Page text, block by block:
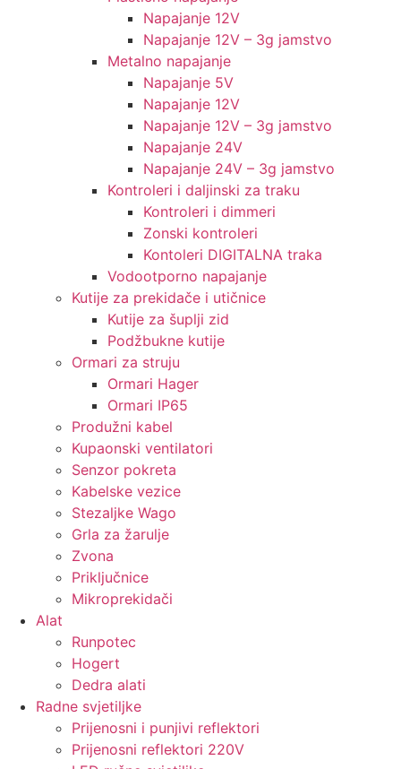
Napajanje 12V
Napajanje 12V – 3g jamstvo
Metalno napajanje
Napajanje 5V
Napajanje 12V
Napajanje 12V – 3g jamstvo
Napajanje 24V
Napajanje 24V – 3g jamstvo
Kontroleri i daljinski za traku
Kontroleri i dimmeri
Zonski kontroleri
Kontoleri DIGITALNA traka
Vodootporno napajanje
Kutije za prekidače i utičnice
Kutije za šuplji zid
Podžbukne kutije
Ormari za struju
Ormari Hager
Ormari IP65
Produžni kabel
Kupaonski ventilatori
Senzor pokreta
Kabelske vezice
Stezaljke Wago
Grla za žarulje
Zvona
Priključnice
Mikroprekidači
Alat
Runpotec
Hogert
Dedra alati
Radne svjetiljke
Prijenosni i punjivi reflektori
Prijenosni reflektori 220V